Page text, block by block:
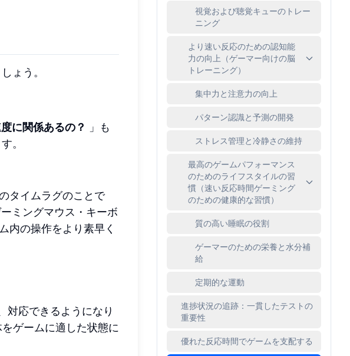
ょう。
に関係あるの？
」も
。
タイムラグのことで
ミングマウス・キーボ
内の操作をより素早く
対応できるようになり
ゲームに適した状態に
視覚および聴覚キューのトレー
ニング
より速い反応のための認知能
力の向上（ゲーマー向けの脳
トレーニング）
集中力と注意力の向上
パターン認識と予測の開発
ストレス管理と冷静さの維持
最高のゲームパフォーマンス
のためのライフスタイルの習
慣（速い反応時間ゲーミング
のための健康的な習慣）
質の高い睡眠の役割
ゲーマーのための栄養と水分補
給
定期的な運動
進捗状況の追跡：一貫したテストの
重要性
優れた反応時間でゲームを支配する